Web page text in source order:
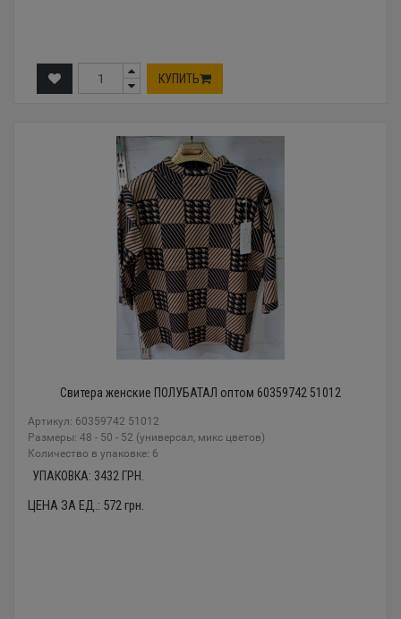
КУПИТЬ
Свитера женские ПОЛУБАТАЛ оптом 60359742 51012
Артикул: 60359742 51012
Размеры: 48 - 50 - 52 (универсал, микс цветов)
Количество в упаковке: 6
УПАКОВКА: 3432 ГРН.
ЦЕНА ЗА ЕД.: 572грн.